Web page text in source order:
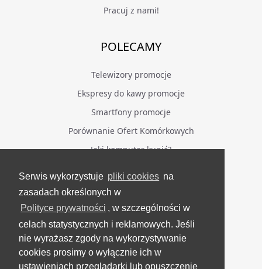
Serwis wykorzystuje pliki cookies na
zasadach określonych w
Polityce prywatności , w szczególności w
celach statystycznych i reklamowych. Jeśli
nie wyrażasz zgody na wykorzystywanie
cookies prosimy o wyłącznie ich w
ustawieniach przeglądarki lub opuszczenie
Pracuj z nami!
POLECAMY
Telewizory promocje
Ekspresy do kawy promocje
Smartfony promocje
Porównanie Ofert Komórkowych
Jaki komputer kupić?
BĄDŹ NA BIEŻĄCO
Facebook
Grupa Testerzy Videotestów
YouTube